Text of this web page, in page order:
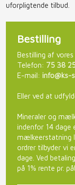
uforpligtende tilbud.
Bestilling​
Bestilling af
Telefon: 75 38
E-mail: info@ks-
Eller ved at
Mineraler og
indenfor 14 dage
mælkeerstatning
ordrer tilbyder vi
dage. Ved
på 1% rente pr.